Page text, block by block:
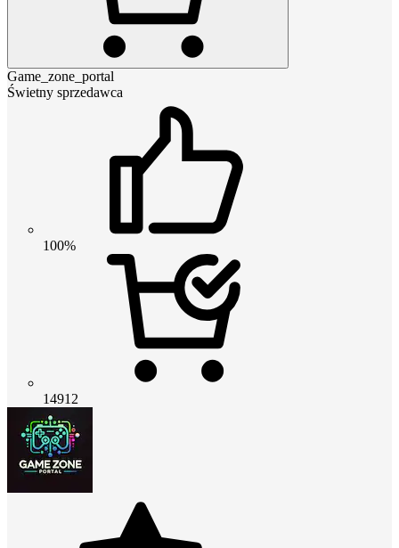
Game_zone_portal
Świetny sprzedawca
100%
14912